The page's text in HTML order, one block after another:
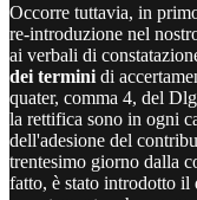
Occorre tuttavia, in
re-introduzione nel
ai verbali di
dei termini di
quater, comma 4, del
la rettifica sono in ogni
dell'adesione del
trentesimo giorno dalla
fatto, è stato introdotto